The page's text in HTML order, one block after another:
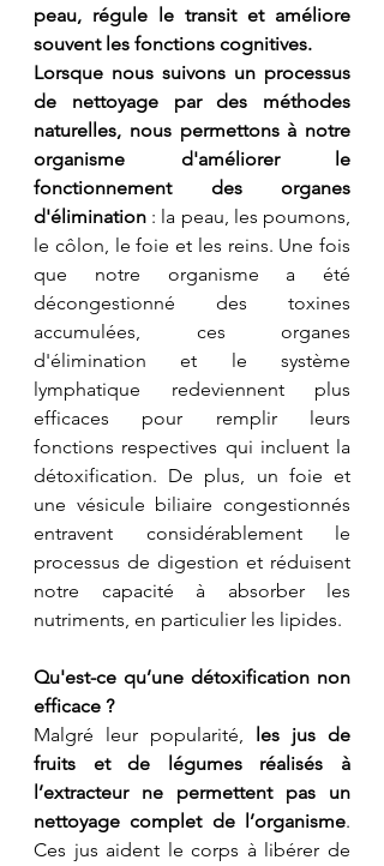
peau, régule le transit et améliore
souvent les fonctions cognitives.
Lorsque nous suivons un processus
de nettoyage par des méthodes
naturelles, nous permettons à notre
organisme d'améliorer le
fonctionnement des organes
d'élimination : la peau, les poumons,
le côlon, le foie et les reins. Une fois
que notre organisme a été
décongestionné des toxines
accumulées, ces organes
d'élimination et le système
lymphatique redeviennent plus
efficaces pour remplir leurs
fonctions respectives qui incluent la
détoxification. De plus, un foie et
une vésicule biliaire congestionnés
entravent considérablement le
processus de digestion et réduisent
notre capacité à absorber les
nutriments, en particulier les lipides.
Qu'est-ce qu’une détoxification non
efficace ?
Malgré leur popularité,
les jus de
fruits et de légumes réalisés à
l’extracteur ne permettent pas un
nettoyage complet de l’organisme.
Ces jus aident le corps à libérer de